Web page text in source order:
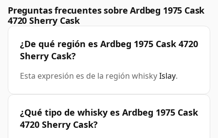
Preguntas frecuentes sobre Ardbeg 1975 Cask
4720 Sherry Cask
¿De qué región es Ardbeg 1975 Cask 4720
Sherry Cask?
Esta expresión es de la región whiskyIslay.
¿Qué tipo de whisky es Ardbeg 1975 Cask
4720 Sherry Cask?